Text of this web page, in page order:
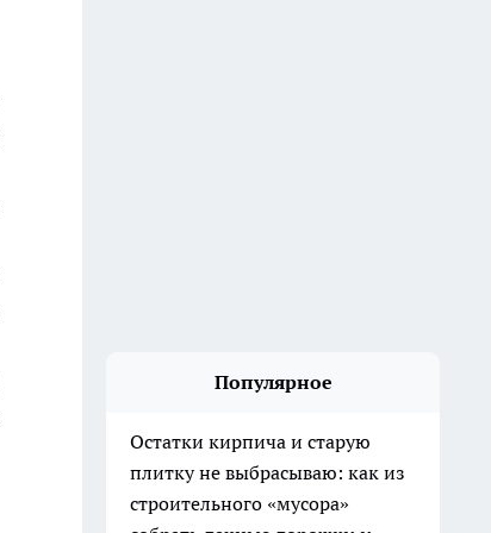
Популярное
Остатки кирпича и старую
плитку не выбрасываю: как из
строительного «мусора»